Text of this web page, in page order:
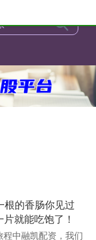
的香肠你见过
就能吃饱了！
中融凯配资，我们